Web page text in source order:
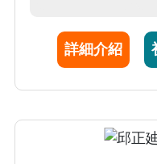
統疾病，針對高位
手術尤有專精，另
詳細介紹